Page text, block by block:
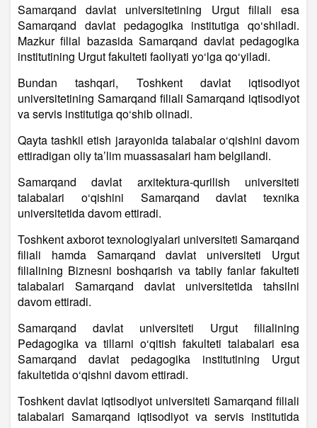
Samarqand davlat universitetining Urgut filiali esa
Samarqand davlat pedagogika institutiga qo‘shiladi.
Mazkur filial bazasida Samarqand davlat pedagogika
institutining Urgut fakulteti faoliyati yo‘lga qo‘yiladi.
Bundan tashqari, Toshkent davlat iqtisodiyot
universitetining Samarqand filiali Samarqand iqtisodiyot
va servis institutiga qo‘shib olinadi.
Qayta tashkil etish jarayonida talabalar o‘qishini davom
ettiradigan oliy ta’lim muassasalari ham belgilandi.
Samarqand davlat arxitektura-qurilish universiteti
talabalari o‘qishini Samarqand davlat texnika
universitetida davom ettiradi.
Toshkent axborot texnologiyalari universiteti Samarqand
filiali hamda Samarqand davlat universiteti Urgut
filialining Biznesni boshqarish va tabiiy fanlar fakulteti
talabalari Samarqand davlat universitetida tahsilni
davom ettiradi.
Samarqand davlat universiteti Urgut filialining
Pedagogika va tillarni o‘qitish fakulteti talabalari esa
Samarqand davlat pedagogika institutining Urgut
fakultetida o‘qishni davom ettiradi.
Toshkent davlat iqtisodiyot universiteti Samarqand filiali
talabalari Samarqand iqtisodiyot va servis institutida